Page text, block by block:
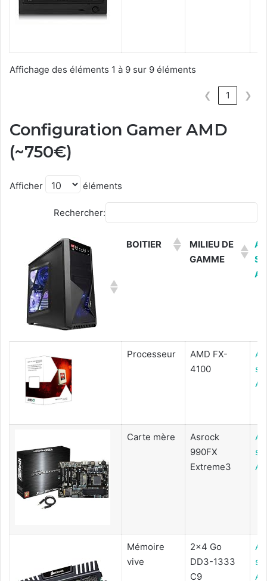
Affichage des éléments 1 à 9 sur 9 éléments
❮ 1 ❯
Configuration Gamer AMD
(~750€)
Afficher éléments
Rechercher:
BOITIER
MILIEU DE
GAMME
Processeur
AMD FX-
4100
Carte mère
Asrock
990FX
Extreme3
Mémoire
vive
2x4 Go
DD3-1333
C9